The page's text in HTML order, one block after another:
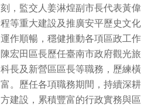
刻，監交人姜淋煌副市長代表黃
程等重大建設及推廣安平歷史文
運作順暢，穩健推動各項區政工作
陳宏田區長歷任臺南市政府觀光
科長及新營區區長等職務，歷練
富。歷任各項職務期間，持續深
方建設，累積豐富的行政實務與區